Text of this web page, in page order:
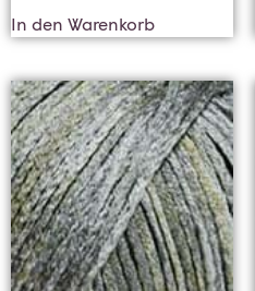
In den Warenkorb